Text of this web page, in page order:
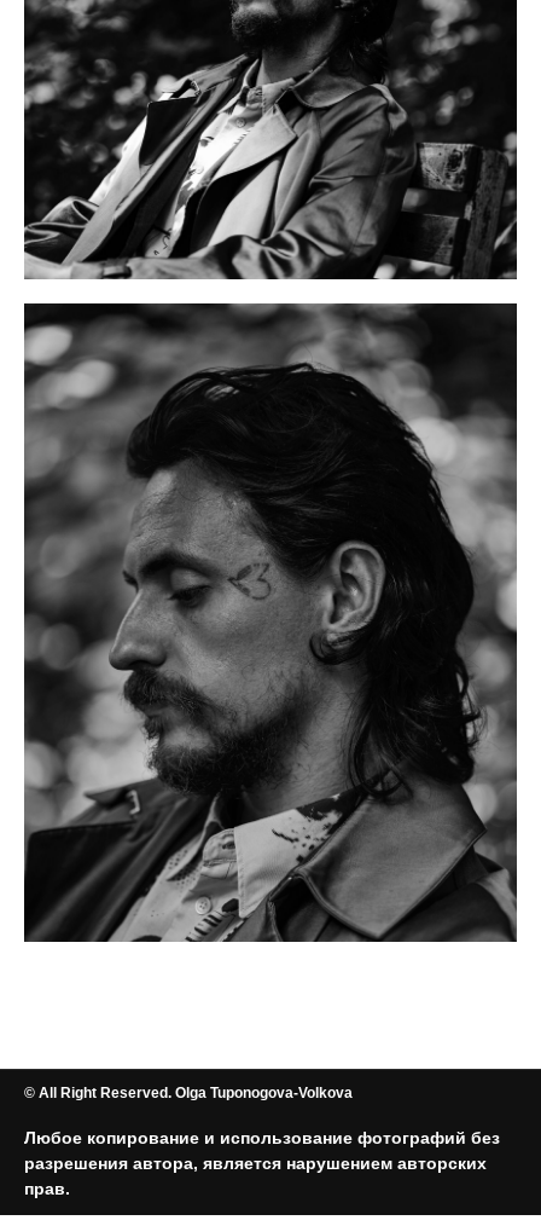
© All Right Reserved. Olga Tuponogova-Volkova
Любое копирование и использование фотографий без
разрешения автора, является нарушением авторских
прав.